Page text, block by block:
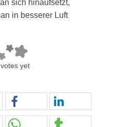
sich hinaufsetzt,
in besserer Luft
votes yet